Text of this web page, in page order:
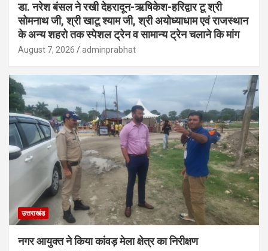
डा. नरेश बंसल ने रखी देहरादून-ऋषिकेश-हरिद्वार टू श्री
सोमनाथ जी, श्री खाटू श्याम जी, श्री अयोध्याधाम एवं राजस्थान
के अन्य शहरो तक स्पेशल ट्रेन व सामान्य ट्रेन चलाने कि मांग
August 7, 2026 adminprabhat
उत्तराखंड
नगर आयुक्त ने किया कांवड़ मेला क्षेत्र का निरीक्षण